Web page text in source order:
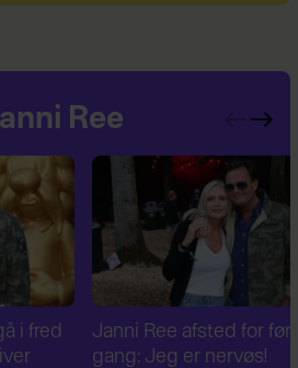
Ree
første
Janni Ree er fascineret
verdenskrig: Har